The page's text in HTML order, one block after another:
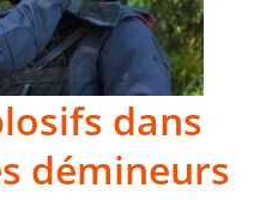
dans
démineurs